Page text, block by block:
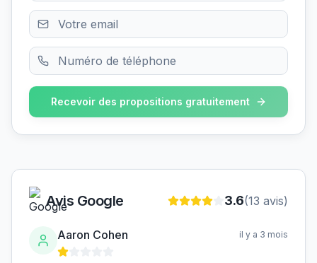
Recevoir des propositions gratuitement
Avis Google 3.6(13 avis)
Aaron Cohen il y a 3 mois